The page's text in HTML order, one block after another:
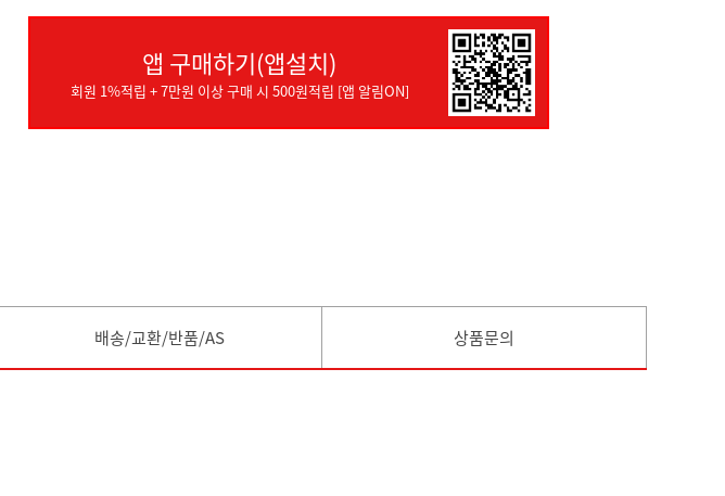
앱 구매하기(앱설치)
회원 1%적립 + 7만원 이상 구매 시 500원적립 [앱 알림ON]
배송/교환/반품/AS 상품문의